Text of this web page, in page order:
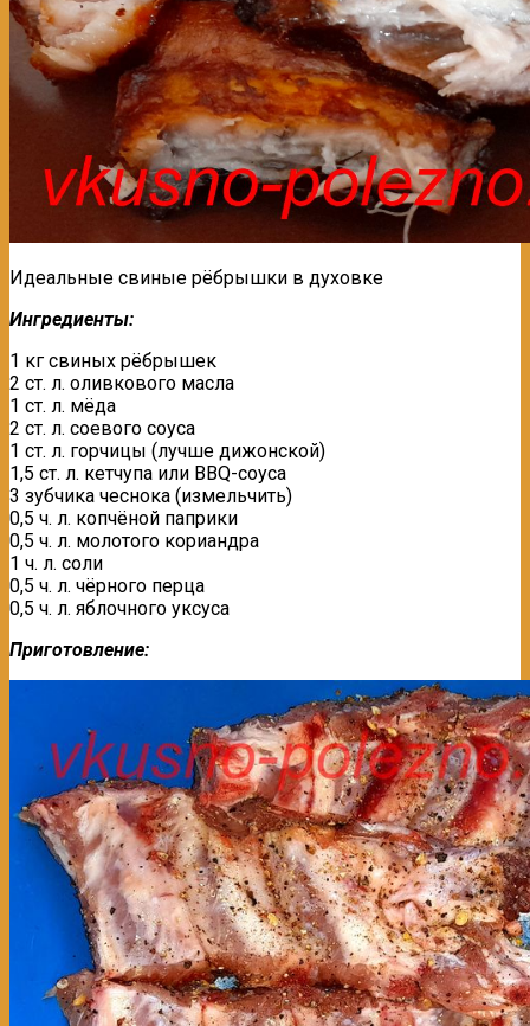
Идеальные свиные рёбрышки в духовке
Ингредиенты:
1 кг свиных рёбрышек
2 ст. л. оливкового масла
1 ст. л. мёда
2 ст. л. соевого соуса
1 ст. л. горчицы (лучше дижонской)
1,5 ст. л. кетчупа или BBQ-соуса
3 зубчика чеснока (измельчить)
0,5 ч. л. копчёной паприки
0,5 ч. л. молотого кориандра
1 ч. л. соли
0,5 ч. л. чёрного перца
0,5 ч. л. яблочного уксуса
Приготовление: